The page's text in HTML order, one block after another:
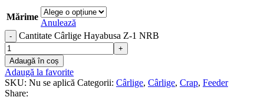
Mărime
Anulează
Cantitate Cârlige Hayabusa Z-1 NRB
Adaugă în coș
Adaugă la favorite
SKU: Nu se aplică Categorii: Cârlige, Cârlige, Crap, Feeder
Share: